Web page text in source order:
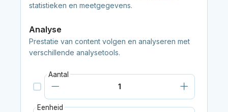
statistieken en meetgegevens.
Analyse
Prestatie van content volgen en analyseren met
verschillende analysetools.
Aantal
Eenheid